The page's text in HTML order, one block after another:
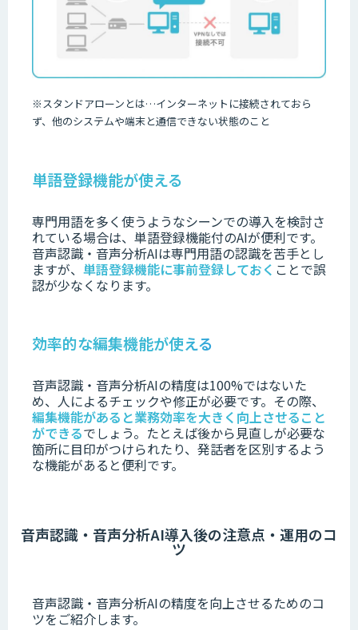
※スタンドアローンとは…インターネットに接続されておら
ず、他のシステムや端末と通信できない状態のこと
単語登録機能が使える
専門用語を多く使うようなシーンでの導入を検討さ
れている場合は、単語登録機能付のAIが便利です。
音声認識・音声分析AIは専門用語の認識を苦手とし
ますが、 単語登録機能に事前登録しておく ことで誤
認が少なくなります。
効率的な編集機能が使える
音声認識・音声分析AIの精度は100%ではないた
め、人によるチェックや修正が必要です。 その際、
編集機能があると業務効率を大きく向上させること
ができるでしょう。 たとえば後から見直しが必要な
箇所に目印がつけられたり、発話者を区別するよう
な機能があると便利です。
音声認識・音声分析AI導入後の注意点・運用のコ
ツ
音声認識・音声分析AIの精度を向上させるためのコ
ツをご紹介します。